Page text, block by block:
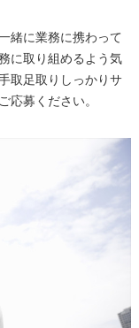
緒に業務に携わって
に取り組めるよう気
取足取りしっかりサ
募ください。